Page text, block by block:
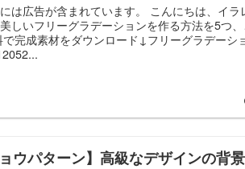
は広告が含まれています。 こんにちは、イラ
しいフリーグラデーションを作る方法を5つ
完成素材をダウンロード↓フリーグラデーシ
ョウパターン】高級なデザインの背